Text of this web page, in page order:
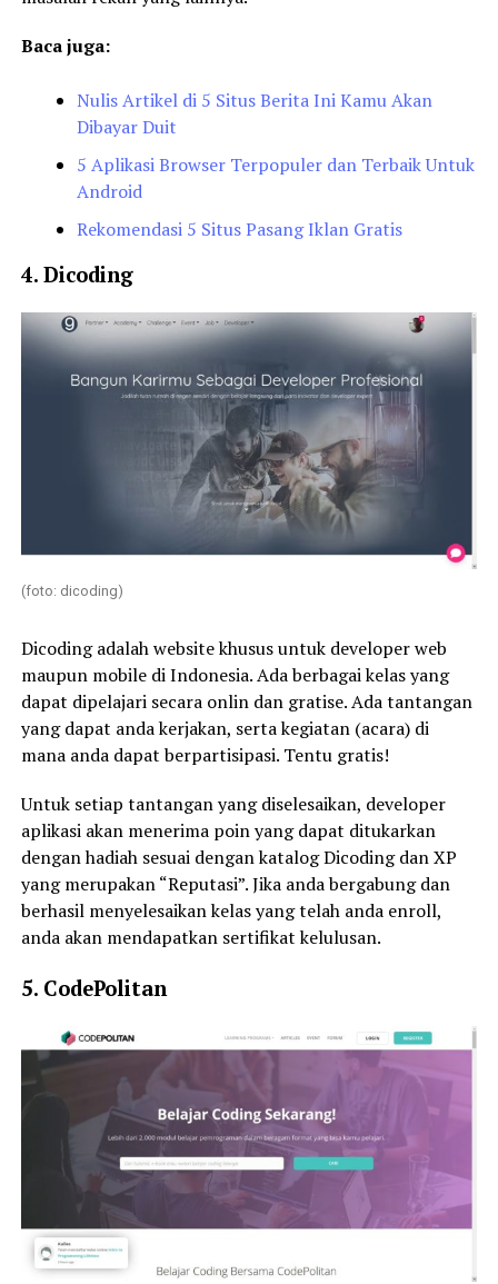
Baca juga:
Nulis Artikel di 5 Situs Berita Ini Kamu Akan
Dibayar Duit
5 Aplikasi Browser Terpopuler dan Terbaik Untuk
Android
Rekomendasi 5 Situs Pasang Iklan Gratis
4. Dicoding
(foto: dicoding)
Dicoding adalah website khusus untuk developer web
maupun mobile di Indonesia. Ada berbagai kelas yang
dapat dipelajari secara onlin dan gratise. Ada tantangan
yang dapat anda kerjakan, serta kegiatan (acara) di
mana anda dapat berpartisipasi. Tentu gratis!
Untuk setiap tantangan yang diselesaikan, developer
aplikasi akan menerima poin yang dapat ditukarkan
dengan hadiah sesuai dengan katalog Dicoding dan XP
yang merupakan “Reputasi”. Jika anda bergabung dan
berhasil menyelesaikan kelas yang telah anda enroll,
anda akan mendapatkan sertifikat kelulusan.
5. CodePolitan